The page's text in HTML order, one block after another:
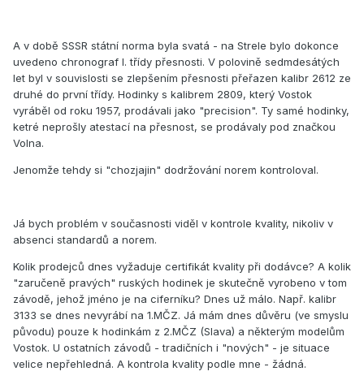
A v době SSSR státní norma byla svatá - na Strele bylo dokonce
uvedeno chronograf I. třídy přesnosti. V polovině sedmdesátých
let byl v souvislosti se zlepšením přesnosti přeřazen kalibr 2612 ze
druhé do první třídy. Hodinky s kalibrem 2809, který Vostok
vyráběl od roku 1957, prodávali jako "precision". Ty samé hodinky,
ketré neprošly atestací na přesnost, se prodávaly pod značkou
Volna.
Jenomže tehdy si "chozjajin" dodržování norem kontroloval.
Já bych problém v současnosti viděl v kontrole kvality, nikoliv v
absenci standardů a norem.
Kolik prodejců dnes vyžaduje certifikát kvality při dodávce? A kolik
"zaručeně pravých" ruských hodinek je skutečně vyrobeno v tom
závodě, jehož jméno je na ciferníku? Dnes už málo. Např. kalibr
3133 se dnes nevyrábí na 1.MČZ. Já mám dnes důvěru (ve smyslu
původu) pouze k hodinkám z 2.MČZ (Slava) a některým modelům
Vostok. U ostatních závodů - tradičních i "nových" - je situace
velice nepřehledná. A kontrola kvality podle mne - žádná.